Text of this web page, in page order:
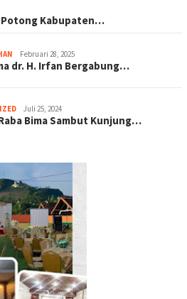
Potong Kabupaten…
Februari 28, 2025
dr. H. Irfan Bergabung…
Juli 25, 2024
Bima Sambut Kunjung…